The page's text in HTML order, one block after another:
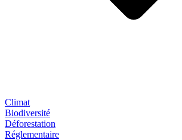
Climat
Biodiversité
Déforestation
Réglementaire